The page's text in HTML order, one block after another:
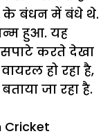
के बंधन में बंधे थे.
हुआ. यह
करते देखा
हो रहा है,
जा रहा है.
Cricket